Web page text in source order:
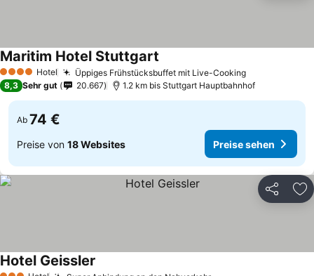
4 Sterne Hotel Üppiges Frühstücksbuffet mit Live-CookingPreise sehen
Maritim Hotel Stuttgart
8,3 Sehr gut 20.667 1.2 km bis Stuttgart Hauptbahnhof
Ab 74 €
Preise von 18 Websites Preise sehen
Teilen
Hotel Geissler